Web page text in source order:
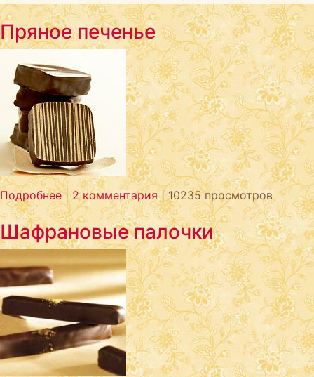
Пряное печенье
Подробнее| 2 комментария| 10235 просмотров
Шафрановые палочки